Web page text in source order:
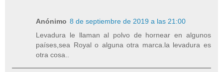
Anónimo 8 de septiembre de 2019 a las 21:00
Levadura le llaman al polvo de hornear en algunos
países,sea Royal o alguna otra marca.la levadura es
otra cosa..